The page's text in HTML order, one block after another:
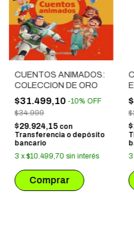
CUENTOS ANIMADOS:
COLECCION DE ORO
$31.499,10 -10% OFF
$34.999
$29.924,15 con
Transferencia o depósito
bancario
3 x$10.499,70 sin interés
3